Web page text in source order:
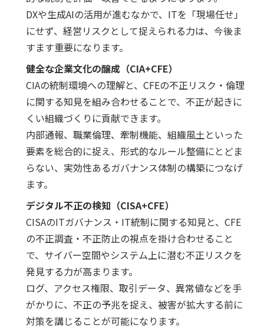
DXや生成AIの活用が進むなかで、ITを「現場任せ」
にせず、経営リスクとして捉えられる力は、今後ま
すます重要になります。
健全な企業文化の醸成（CIA+CFE）
CIAの統制環境への理解と、CFEの不正リスク・倫理
に関する知見を組み合わせることで、不正が起きに
くい組織づくりに貢献できます。
内部通報、職業倫理、牽制機能、組織風土といった
要素を総合的に捉え、形式的なルール整備にとどま
らない、実効性あるガバナンス体制の構築につなげ
ます。
デジタル不正の検知（CISA+CFE）
CISAのITガバナンス・IT統制に関する知見と、CFE
の不正調査・不正防止の視点を掛け合わせること
で、サイバー空間やシステム上に潜む不正リスクを
発見する力が高まります。
ログ、アクセス権限、取引データ、異常値などを手
がかりに、不正の予兆を捉え、被害が拡大する前に
対策を講じることが可能になります。